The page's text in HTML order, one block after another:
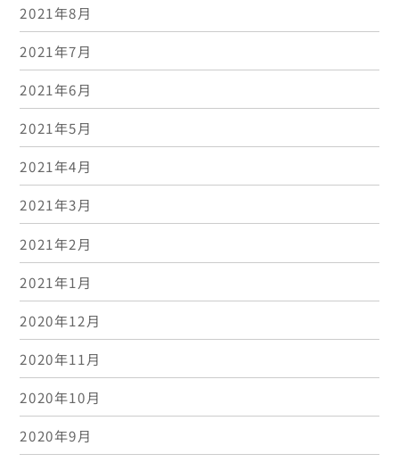
2021年8月
2021年7月
2021年6月
2021年5月
2021年4月
2021年3月
2021年2月
2021年1月
2020年12月
2020年11月
2020年10月
2020年9月